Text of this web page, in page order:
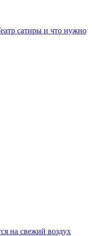
сатиры и что нужно
на свежий воздух